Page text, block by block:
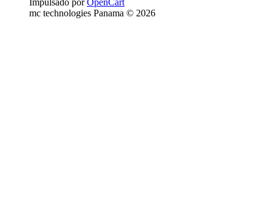
Impulsado porOpenCart
mc technologies Panama © 2026